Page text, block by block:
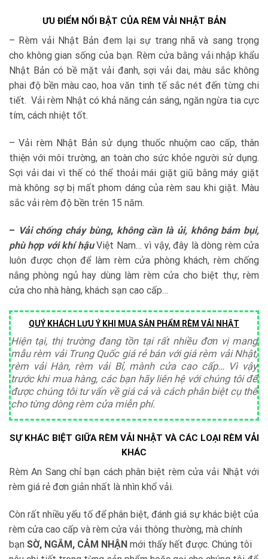
ƯU ĐIỂM NỔI BẬT CỦA RÈM VẢI NHẬT BẢN
– Rèm vải Nhật Bản đem lại sự trang nhã và sang trọng
cho không gian sống của bạn. Rèm cửa bằng vải nhập khẩu
Nhật Bản có bề mặt vải đanh, sợi vải dai, màu sắc không
phai độ bền màu cao, hoa văn tinh tế sắc nét đến từng chi
tiết. Vải rèm Nhật có khả năng cản sáng, ngăn ngừa tia cực
tím, cách nhiệt tốt.
– Vải rèm Nhật Bản sử dụng thuốc nhuộm cao cấp, thân
thiện với môi trường, an toàn cho sức khỏe người sử dụng.
Sợi vải dai vì thế có thể thoải mái giặt giũ bằng máy giặt
mà không sợ bị mất phom dáng của rèm sau khi giặt. Màu
sắc vải rèm độ bền trên 15 năm.
– Vải chống cháy bùng, không cần là ủi, không bám bụi,
phù hợp với khí hậuViệt Nam… vì vậy, đây là dòng rèm cửa
luôn được chọn để làm rèm cửa phòng khách, rèm chống
nắng phòng ngủ hay dùng làm rèm cửa cho biệt thự, rèm
cửa cho nhà hàng, khách sạn cao cấp…
QUÝ KHÁCH LƯU Ý KHI MUA SẢN PHẨM RÈM VẢI NHẬT
Hiện tại, thị trường đang tồn tại rất nhiều đơn vị mang
mẫu rèm vải Trung Quốc giá rẻ bán với giá rèm vải Nhật,
rèm vải Hàn, rèm vải Bỉ, mành cửa cao cấp… Vì vậy
trước khi mua hàng, các bạn hãy liên hệ với chúng tôi để
được chúng tôi tư vấn về giá cả và cách phân biệt cụ thể
cho từng dòng rèm cửa miễn phí.
SỰ KHÁC BIỆT GIỮA RÈM VẢI NHẬT VÀ CÁC LOẠI RÈM VẢI
KHÁC
Rèm An Sang chỉ bạn cách phân biệt rèm cửa vải Nhật với
rèm giá rẻ đơn giản nhất là nhìn khổ vải.
Còn rất nhiều yếu tố để phân biệt, đánh giá sự khác biệt của
rèm cửa cao cấp và rèm cửa vải thông thường, mà chính
bạn SỜ, NGẮM, CẢM NHẬN mới thấy hết được. Chúng tôi